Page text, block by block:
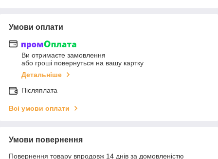
Умови оплати
Ви отримаєте замовлення
або гроші повернуться на вашу картку
Детальніше
Післяплата
Всі умови оплати
Умови повернення
Повернення товару впродовж 14 днів за домовленістю